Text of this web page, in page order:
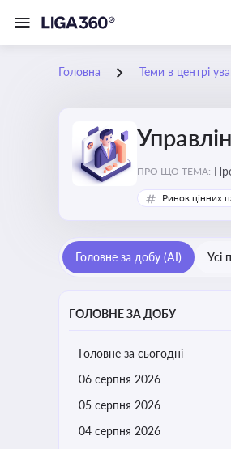
Головна Теми в центрі
ПРО ЩО ТЕМА:
Ринок цінних
Головне за добу (AI) Усі
ГОЛОВНЕ ЗА ДОБУ
Головне за сьогодні
06 серпня 2026
05 серпня 2026
04 серпня 2026